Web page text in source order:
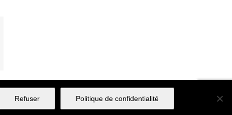
Refuser Politique de confidentialité